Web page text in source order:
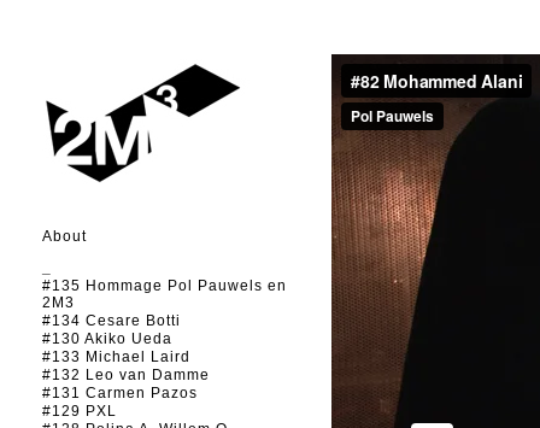
About
#135 Hommage Pol Pauwels en
2M3
#134 Cesare Botti
#130 Akiko Ueda
#133 Michael Laird
#132 Leo van Damme
#131 Carmen Pazos
#129 PXL